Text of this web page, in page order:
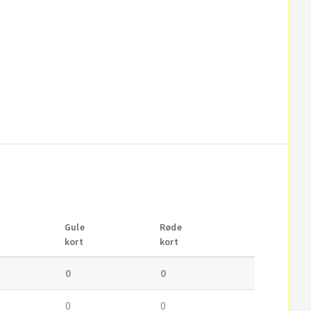
Gule
kort
Røde
kort
0 0
0 0